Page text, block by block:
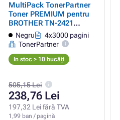
MultiPack TonerPartner
Toner PREMIUM pentru
BROTHER TN-2421
(TN2421), black (negru)
3+1 GRATUIT
Negru
4x3000 pagini
TonerPartner
In stoc > 10 bucăți
505,15 Lei
238,76 Lei
197,32 Lei fără TVA
1,99 ban / pagină